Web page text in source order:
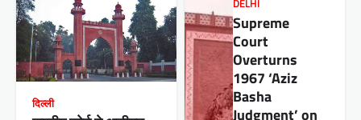
दिल्ली
DELHI
Supreme
Court
Overturns
1967 ‘Aziz
Basha
Judgment’ on